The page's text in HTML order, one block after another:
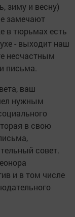
зиму и весну)
замечают
в тюрьмах есть
- выходит наш
несчастным
письма.
ваш
нужным
в свою
совет.
и в том числе